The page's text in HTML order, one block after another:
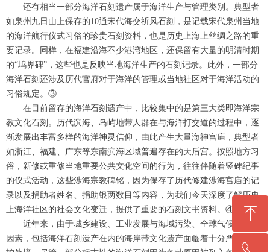
还有相当一部分海洋石刻遗产属于海洋生产与管理类别。典型者
如泉州九日山上保存的10通宋代海交祈风石刻，是记载宋代泉州当地
的海洋航行仪式习俗的珍贵石刻资料，也是历史上海上丝绸之路的重
要记录。同样，在福建沿海不少港湾地区，还保留有大量的明清时期
的“坞界碑”，这些也是反映当地海洋生产的石刻记录。此外，一部分
海洋石刻还涉及历代官府对于海洋的管理或当地社区对于海洋活动的
习俗规定。③
在目前留存的海洋石刻遗产中，比较集中的是第三大类即海洋宗
教文化石刻。历代滨海、岛屿地带人群在与海洋打交道的过程中，逐
渐发展出丰富多样的海洋神灵信仰，由此产生大量海神宫庙，典型者
如浙江、福建、广东等东南滨海区域普遍存在的天后宫。按照地方习
俗，新修或重修当地重要公共文化空间的行为，往往伴随着竖碑纪事
的仪式活动，这些涉海宗教碑铭，因为保存了历代修建涉海宫庙的记
录以及捐助者姓名、捐助银两数目等内容，为我们今天深度了解历史
上海洋社区的社会文化变迁，提供了重要的石刻文书资料。④
近年来，由于城乡建设、工业发展与海域污染、全球气候变化等
因素，包括海洋石刻遗产在内的海岸带文化遗产面临着十分严峻的保
ꁸ
回到顶部